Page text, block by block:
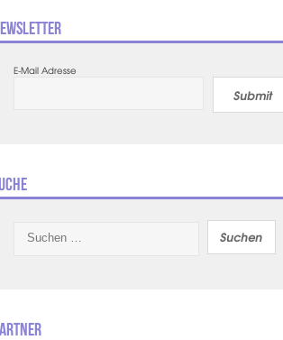
E-Mail Adresse
Submit
nach: